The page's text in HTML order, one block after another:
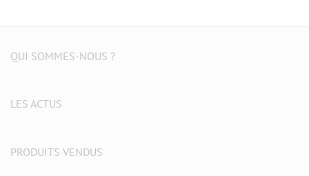
QUI SOMMES-NOUS ?
LES ACTUS
PRODUITS VENDUS